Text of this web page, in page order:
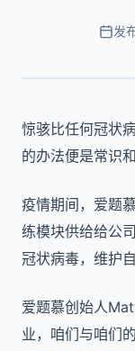
发
惊骇比任何冠状
的办法便是常识和
疫情期间，爱题
练模块供给给公
冠状病毒，维护
爱题慕创始人
业，咱们与咱们